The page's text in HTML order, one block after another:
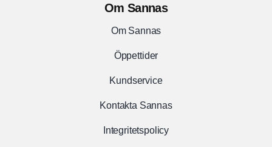
Om Sannas
Om Sannas
Öppettider
Kundservice
Kontakta Sannas
Integritetspolicy